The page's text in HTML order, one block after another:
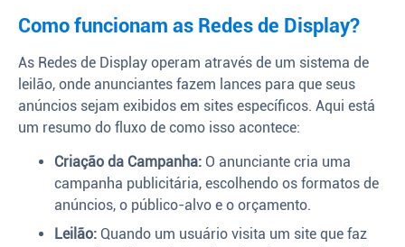
Como funcionam as Redes de Display?
As Redes de Display operam através de um sistema de
leilão, onde anunciantes fazem lances para que seus
anúncios sejam exibidos em sites específicos. Aqui está
um resumo do fluxo de como isso acontece:
Criação da Campanha: O anunciante cria uma
campanha publicitária, escolhendo os formatos de
anúncios, o público-alvo e o orçamento.
Leilão: Quando um usuário visita um site que faz